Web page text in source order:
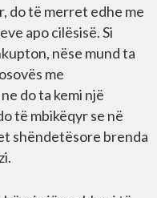
do të merret edhe me
apo cilësisë. Si
nëse mund ta
me
do ta kemi një
të mbikëqyr se në
shëndetësore brenda